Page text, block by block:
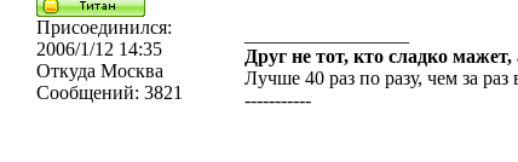
Присоединился:
2006/1/12 14:35
Откуда Москва
Сообщений: 3821
Друг не тот, кто сладко
Лучше 40 раз по разу, чем за раз
-----------